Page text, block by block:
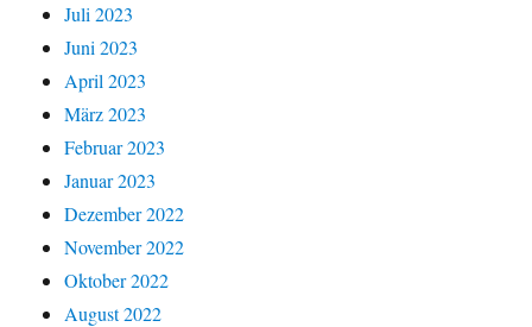
Juli 2023
Juni 2023
April 2023
März 2023
Februar 2023
Januar 2023
Dezember 2022
November 2022
Oktober 2022
August 2022